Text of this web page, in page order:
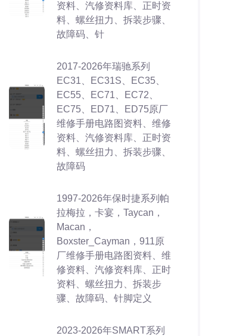
资料、汽修资料库、正时资
料、螺丝扭力、拆装步骤、
故障码、针
2017-2026年瑞驰系列
EC31、EC31S、EC35、
EC55、EC71、EC72、
EC75、ED71、ED75原厂
维修手册电路图资料、维修
资料、汽修资料库、正时资
料、螺丝扭力、拆装步骤、
故障码
1997-2026年保时捷系列帕
拉梅拉，卡宴，Taycan，
Macan，
Boxster_Cayman，911原
厂维修手册电路图资料、维
修资料、汽修资料库、正时
资料、螺丝扭力、拆装步
骤、故障码、针脚定义
2023-2026年SMART系列